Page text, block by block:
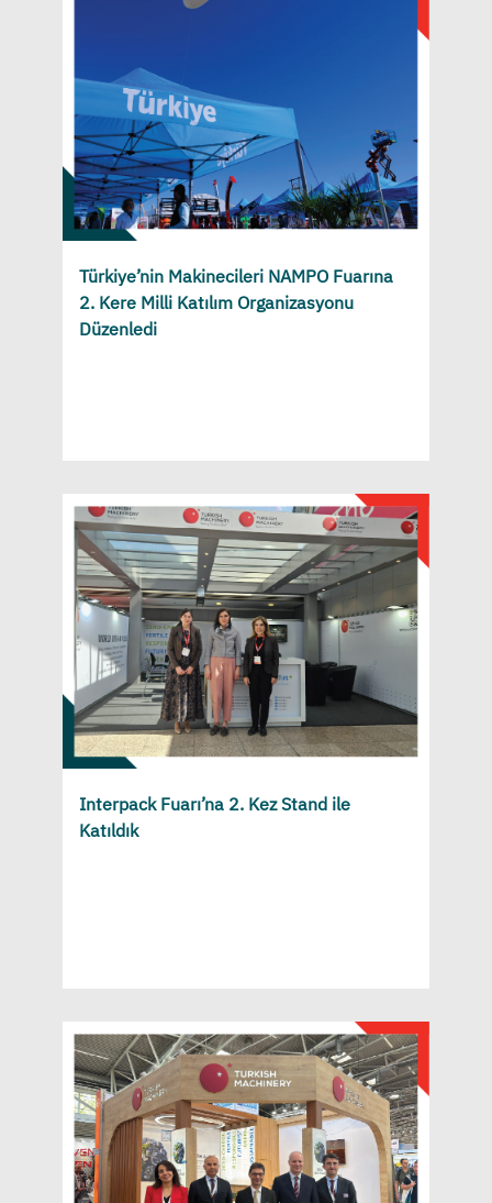
Türkiye’nin Makinecileri NAMPO Fuarına
2. Kere Milli Katılım Organizasyonu
Düzenledi
Interpack Fuarı’na 2. Kez Stand ile
Katıldık